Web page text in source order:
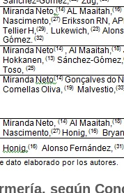
según